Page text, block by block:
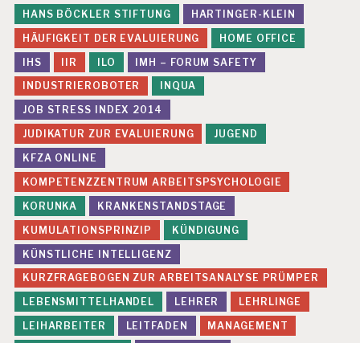
G
P
S
Y
C
H
IS
C
H
E
R
B
E
L
A
S
T
U
N
G
E
N
HANS BÖCKLER STIFTUNG
HARTINGER-KLEIN
HÄUFIGKEIT DER EVALUIERUNG
HOME OFFICE
IHS
IIR ILO
IMH – FORUM SAFETY
INDUSTRIEROBOTER
INQUA
JOB STRESS INDEX 2014
JUDIKATUR ZUR EVALUIERUNG
JUGEND
KFZA ONLINE
KOMPETENZZENTRUM ARBEITSPSYCHOLOGIE
KORUNKA
KRANKENSTANDSTAGE
KUMULATIONSPRINZIP
KÜNDIGUNG
KÜNSTLICHE INTELLIGENZ
KURZFRAGEBOGEN ZUR ARBEITSANALYSE PRÜMPER
LEBENSMITTELHANDEL
LEHRER
LEHRLINGE
LEIHARBEITER
LEITFADEN
MANAGEMENT